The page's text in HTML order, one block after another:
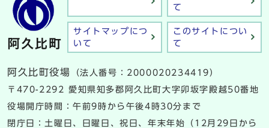
て
サイトマップにつ
いて
このサイトについ
て
阿久比町役場
（法人番号：2000020234419）
〒470-2292 愛知県知多郡阿久比町大字卯坂字殿越50番地
役場開庁時間：午前9時から午後4時30分まで
閉庁日：土曜日、日曜日、祝日、年末年始（12月29日から